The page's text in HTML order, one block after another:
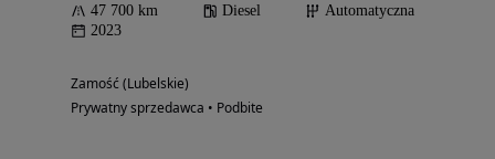
47 700 km Diesel
Automatyczna
2023
Zamość (Lubelskie)
Prywatny sprzedawca • Podbite